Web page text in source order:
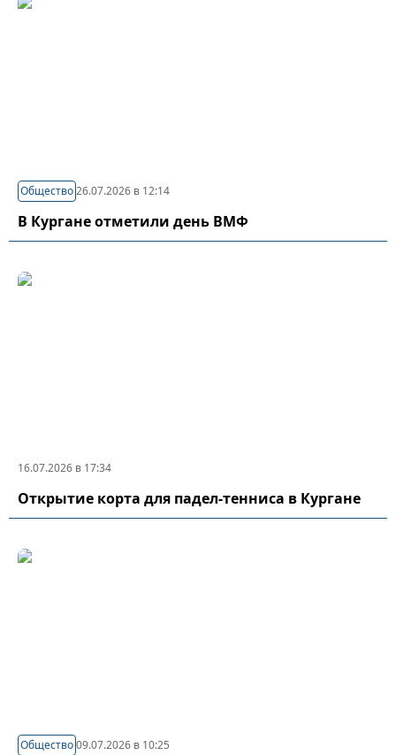
Общество26.07.2026 в 12:14
В Кургане отметили день ВМФ
16.07.2026 в 17:34
Открытие корта для падел-тенниса в Кургане
Общество09.07.2026 в 10:25